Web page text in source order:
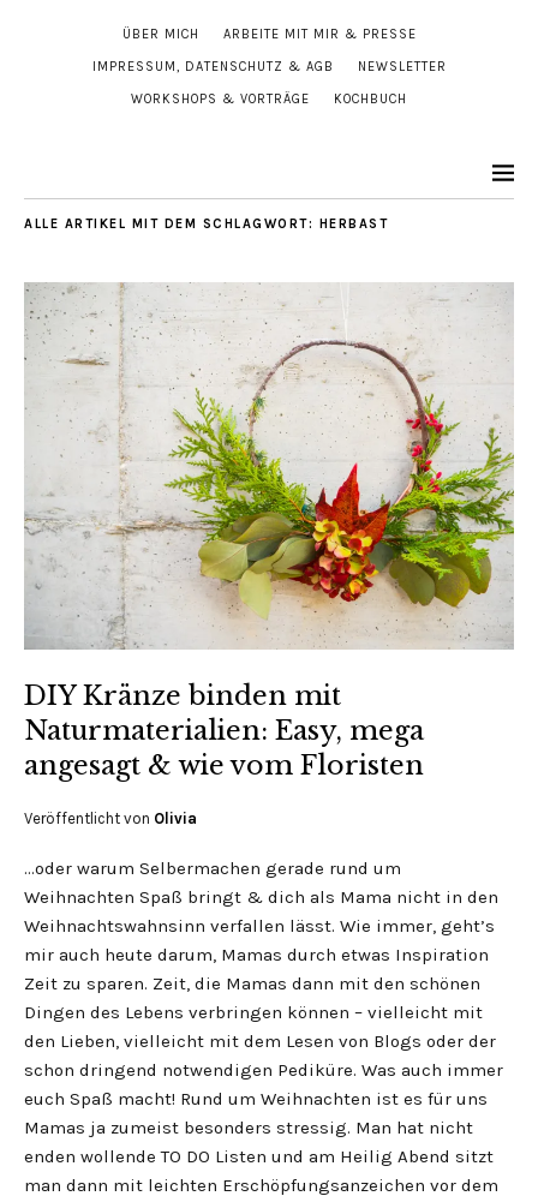
ÜBER MICH ARBEITE MIT MIR & PRESSE
IMPRESSUM, DATENSCHUTZ & AGB NEWSLETTER
WORKSHOPS & VORTRÄGE KOCHBUCH
ALLE ARTIKEL MIT DEM SCHLAGWORT: HERBAST
DIY Kränze binden mit
Naturmaterialien: Easy, mega
angesagt & wie vom Floristen
Veröffentlicht von Olivia
…oder warum Selbermachen gerade rund um
Weihnachten Spaß bringt & dich als Mama nicht in den
Weihnachtswahnsinn verfallen lässt. Wie immer, geht’s
mir auch heute darum, Mamas durch etwas Inspiration
Zeit zu sparen. Zeit, die Mamas dann mit den schönen
Dingen des Lebens verbringen können – vielleicht mit
den Lieben, vielleicht mit dem Lesen von Blogs oder der
schon dringend notwendigen Pediküre. Was auch immer
euch Spaß macht! Rund um Weihnachten ist es für uns
Mamas ja zumeist besonders stressig. Man hat nicht
enden wollende TO DO Listen und am Heilig Abend sitzt
man dann mit leichten Erschöpfungsanzeichen vor dem